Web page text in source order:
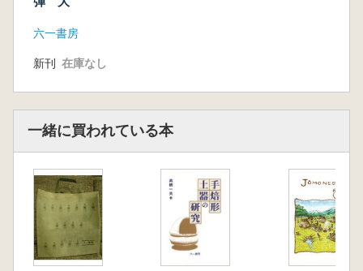
六一書房
新刊 在庫なし
一緒に買われている本